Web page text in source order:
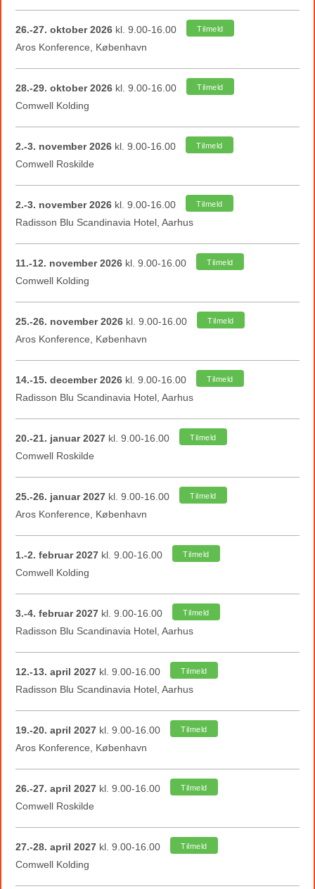
26.-27. oktober 2026 kl. 9.00-16.00 Tilmeld
Aros Konference, København
28.-29. oktober 2026 kl. 9.00-16.00 Tilmeld
Comwell Kolding
2.-3. november 2026 kl. 9.00-16.00 Tilmeld
Comwell Roskilde
2.-3. november 2026 kl. 9.00-16.00 Tilmeld
Radisson Blu Scandinavia Hotel, Aarhus
11.-12. november 2026 kl. 9.00-16.00 Tilmeld
Comwell Kolding
25.-26. november 2026 kl. 9.00-16.00 Tilmeld
Aros Konference, København
14.-15. december 2026 kl. 9.00-16.00 Tilmeld
Radisson Blu Scandinavia Hotel, Aarhus
20.-21. januar 2027 kl. 9.00-16.00 Tilmeld
Comwell Roskilde
25.-26. januar 2027 kl. 9.00-16.00 Tilmeld
Aros Konference, København
1.-2. februar 2027 kl. 9.00-16.00 Tilmeld
Comwell Kolding
3.-4. februar 2027 kl. 9.00-16.00 Tilmeld
Radisson Blu Scandinavia Hotel, Aarhus
12.-13. april 2027 kl. 9.00-16.00 Tilmeld
Radisson Blu Scandinavia Hotel, Aarhus
19.-20. april 2027 kl. 9.00-16.00 Tilmeld
Aros Konference, København
26.-27. april 2027 kl. 9.00-16.00 Tilmeld
Comwell Roskilde
27.-28. april 2027 kl. 9.00-16.00 Tilmeld
Comwell Kolding